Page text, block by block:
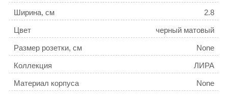
Ширина, см 2.8
Цвет черный матовый
Размер розетки, см None
Коллекция ЛИРА
Материал корпуса None